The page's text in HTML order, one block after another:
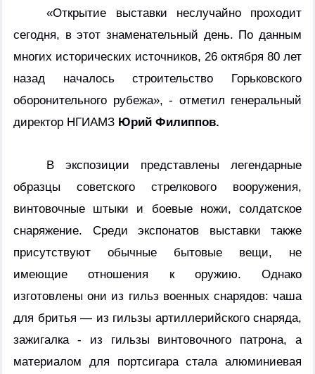
«Открытие выставки неслучайно проходит
сегодня, в этот знаменательный день. По данным
многих исторических источников, 26 октября 80 лет
назад началось строительство Горьковского
оборонительного рубежа», - отметил генеральный
директор НГИАМЗ Юрий Филиппов.
В экспозиции представлены легендарные
образцы советского стрелкового вооружения,
винтовочные штыки и боевые ножи, солдатское
снаряжение. Среди экспонатов выставки также
присутствуют обычные бытовые вещи, не
имеющие отношения к оружию. Однако
изготовлены они из гильз военных снарядов: чаша
для бритья — из гильзы артиллерийского снаряда,
зажигалка - из гильзы винтовочного патрона, а
материалом для портсигара стала алюминиевая